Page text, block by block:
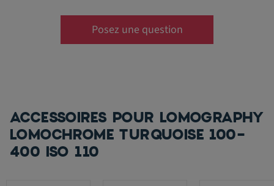
Posez une question
ACCESSOIRES POUR LOMOGRAPHY
LOMOCHROME TURQUOISE 100-
400 ISO 110